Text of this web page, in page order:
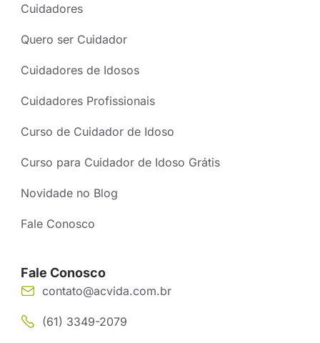
Cuidadores
Quero ser Cuidador
Cuidadores de Idosos
Cuidadores Profissionais
Curso de Cuidador de Idoso
Curso para Cuidador de Idoso Grátis
Novidade no Blog
Fale Conosco
Fale Conosco
contato@acvida.com.br
(61) 3349-2079